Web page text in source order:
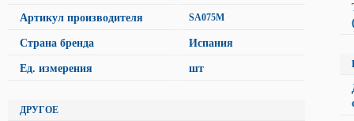
Артикул производителя SA075M
Страна бренда Испания
Ед. измерения шт
ДРУГОЕ